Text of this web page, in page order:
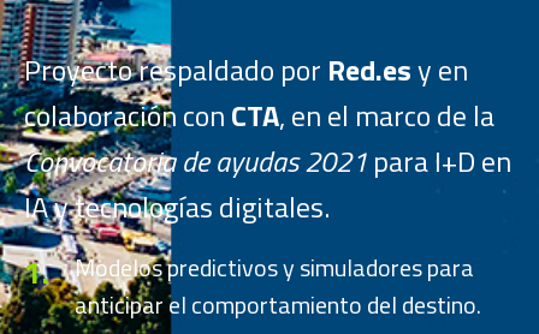
Proyecto respaldado por Red.esy en
colaboración conCTA, en el marco de la
Convocatoria de ayudas 2021para I+D en
IA y tecnologías digitales.
1.
Modelos predictivos y simuladores para
anticipar el comportamiento del destino.